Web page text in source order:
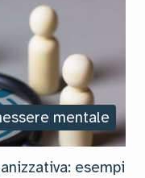
mentale
esempi